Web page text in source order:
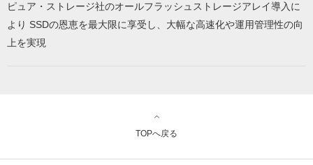
ピュア・ストレージ社のオールフラッシュストレージアレイ導入に
より SSDの恩恵を最大限に享受し、大幅な高速化や運用管理性の向
上を実現
TOPへ戻る